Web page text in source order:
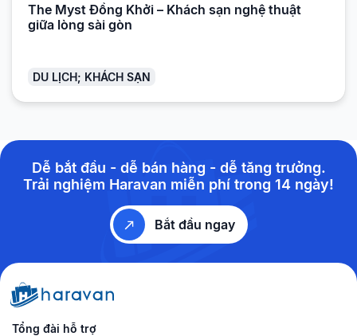
The Myst Đồng Khởi – Khách sạn nghệ thuật
giữa lòng sài gòn
DU LỊCH; KHÁCH SẠN
Dễ bắt đầu - dễ bán hàng - dễ tăng trưởng.
Trải nghiệm Haravan miễn phí trong 14 ngày!
Bắt đầu ngay
Tổng đài hỗ trợ